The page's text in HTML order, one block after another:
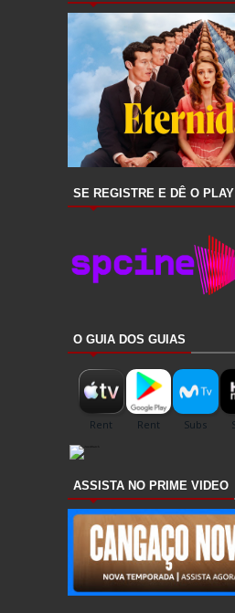
SE REGISTRE E DÊ O PLAY
O GUIA DOS GUIAS
ASSISTA NO PRIME VIDEO